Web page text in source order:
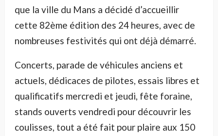
que la ville du Mans a décidé d’accueillir
cette 82ème édition des 24 heures, avec de
nombreuses festivités qui ont déjà démarré.
Concerts, parade de véhicules anciens et
actuels, dédicaces de pilotes, essais libres et
qualificatifs mercredi et jeudi, fête foraine,
stands ouverts vendredi pour découvrir les
coulisses, tout a été fait pour plaire aux 150